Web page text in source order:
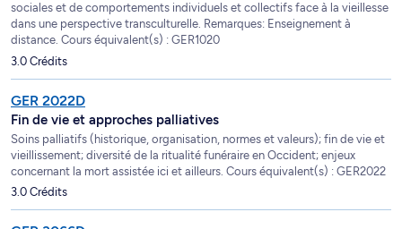
sociales et de comportements individuels et collectifs face à la vieillesse
dans une perspective transculturelle. Remarques: Enseignement à
distance. Cours équivalent(s) : GER1020
3.0 Crédits
GER 2022D
Fin de vie et approches palliatives
Soins palliatifs (historique, organisation, normes et valeurs); fin de vie et
vieillissement; diversité de la ritualité funéraire en Occident; enjeux
concernant la mort assistée ici et ailleurs. Cours équivalent(s) : GER2022
3.0 Crédits